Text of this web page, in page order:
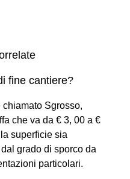
fine cantiere?
Sgrosso,
che va da € 3, 00 a €
superficie sia
grado di sporco da
particolari.